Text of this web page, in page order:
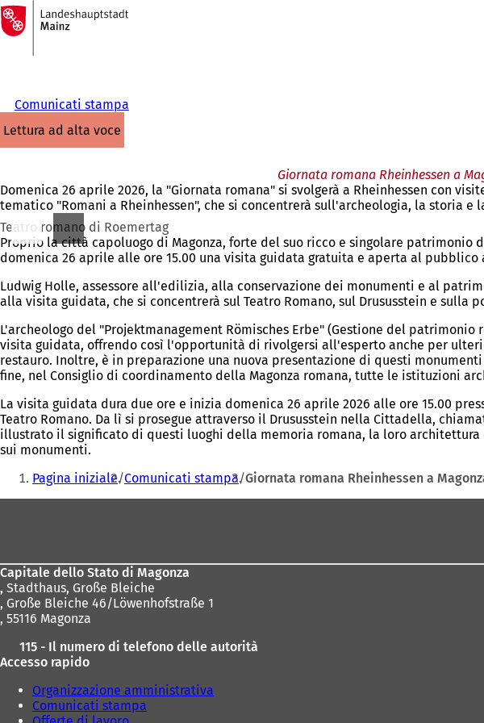
Vai al contenuto
Alla
pagina
iniziale
Comunicati stampa
lettura ad alta voce
Giornata romana Rheinhessen a
Domenica 26 aprile 2026, la "Giornata romana" si svolgerà a Rheinhessen con
tematico "Romani a Rheinhessen", che si concentrerà sull'archeologia, la storia
Teatro romano di Roemertag
Proprio la città capoluogo di Magonza, forte del suo ricco e singolare
domenica 26 aprile alle ore 15.00 una visita guidata gratuita e aperta al pubblico
Ludwig Holle, assessore all'edilizia, alla conservazione dei monumenti e al
alla visita guidata, che si concentrerà sul Teatro Romano, sul Drususstein e sulla
L'archeologo del "Projektmanagement Römisches Erbe" (Gestione del
visita guidata, offrendo così l'opportunità di rivolgersi all'esperto anche per
restauro. Inoltre, è in preparazione una nuova presentazione di questi
fine, nel Consiglio di coordinamento della Magonza romana, tutte le istituzioni
La visita guidata dura due ore e inizia domenica 26 aprile 2026 alle ore 15.00
Teatro Romano. Da lì si prosegue attraverso il Drususstein nella Cittadella,
illustrato il significato di questi luoghi della memoria romana, la loro
sui monumenti.
Siete
qui:
Pagina iniziale Comunicati stampa Giornata romana Rheinhessen a
Capitale dello Stato di Magonza
, Stadthaus, Große Bleiche
, Große Bleiche 46/Löwenhofstraße 1
, 55116 Magonza
115 - Il numero di telefono delle autorità
Accesso rapido
Organizzazione amministrativa
Comunicati stampa